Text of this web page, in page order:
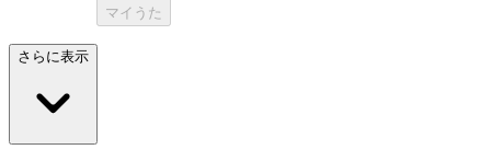
マイうた
さらに表示